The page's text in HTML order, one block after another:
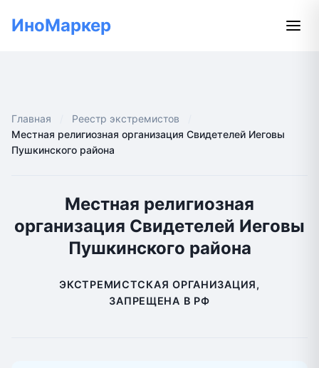
ИноМаркер
Главная
Реестр экстремистов
Местная религиозная организация Свидетелей Иеговы
Пушкинского района
Местная религиозная
организация Свидетелей Иеговы
Пушкинского района
ЭКСТРЕМИСТСКАЯ ОРГАНИЗАЦИЯ,
ЗАПРЕЩЕНА В РФ